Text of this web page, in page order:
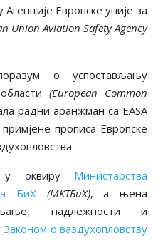
Европске уније за
Union Aviation Safety Agency
о успостављању
(European Common
радни аранжман са EASA
прописа Европске
у оквиру Министарства
БиХ
(МКТБиХ), а њена
надлежности и
Законом о ваздухопловству